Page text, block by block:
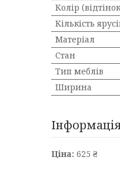
Колір
Кількість
Матеріал
Стан
Тип меблів
Ширина
Ціна: 625 ₴